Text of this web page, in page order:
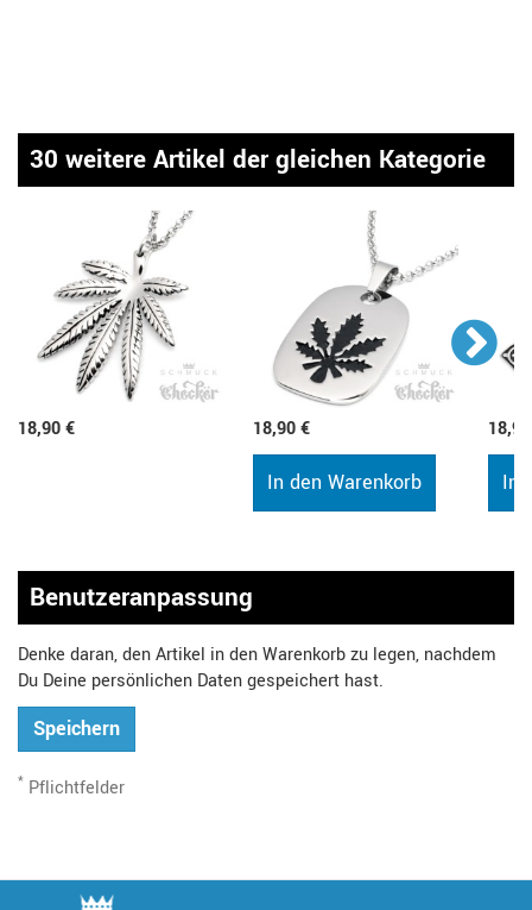
30 weitere Artikel der gleichen Kategorie
18,90 € 18,90 €
In den Warenkorb In
Benutzeranpassung
Denke daran, den Artikel in den Warenkorb zu legen, nachdem
Du Deine persönlichen Daten gespeichert hast.
Speichern
* Pflichtfelder